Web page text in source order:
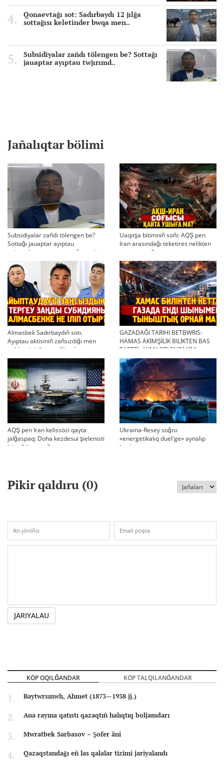
Qonaevtağı sot: Sadırbaydı 12 jılğa
sottağısı keletinder bwqa men..
Subsidiyalar zañdı tölengen be? Sottağı
jauaptar ayıptau twjırımd..
Jañalıqtar bölimi
Subsidiyalar zañdı tölengen be?
Sottağı jauaptar ayıptau
twjırımdarın qayta qarauğa negiz
bola ala ma?
Uaqıtşa bitimniñ soñı: AQŞ pen
Iran arasındağı teketires nelikten
qayta uşıqtı?
Almasbek Sadırbaydıñ sotı.
Ayıptau aktisiniñ zañsızdığı men
qoldan ösirilgen milliondar
GAZADAĞI TARIHI BETBWRIS:
HAMAS ÄKİMŞİLİK BILİKTEN BAS
TARTTI. AYMAQTI ENDİ KİM
BASQARADI?
AQŞ pen Iran kelissözi qayta
jalğaspaq: Doha kezdesui şielenisti
bäseñdete me?
Ukraina-Resey soğısı
«energetikalıq duel'ge» aynalıp
ketti
Pikir qaldıru (0)
JARIYALAU
KÖP OQILĞANDAR KÖP TALQILANĞANDAR
Baytwrsınwlı, Ahmet (1873—1938 jj.)
Aua rayına qatıstı qazaqtıñ halıqtıq boljamdarı
Mwratbek Sarbasov – Şofer äni
Qazaqstandağı eñ las qalalar tizimi jariyalandı